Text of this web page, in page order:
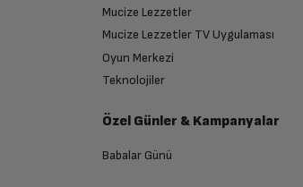
Mucize Lezzetler
Mucize Lezzetler TV Uygulaması
Oyun Merkezi
Teknolojiler
Özel Günler & Kampanyalar
Babalar Günü